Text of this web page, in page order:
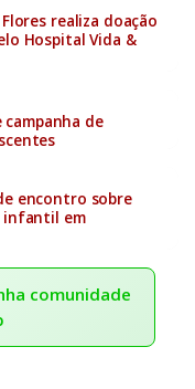
realiza doação
Hospital Vida &
de
encontro sobre
infantil em
comunidade